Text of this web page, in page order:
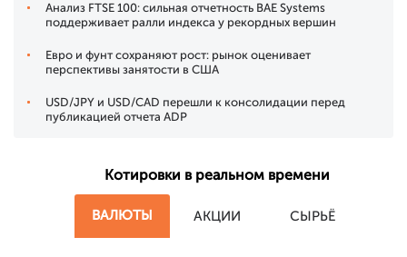
Анализ FTSE 100: сильная отчетность BAE Systems
поддерживает ралли индекса у рекордных вершин
Евро и фунт сохраняют рост: рынок оценивает
перспективы занятости в США
USD/JPY и USD/CAD перешли к консолидации перед
публикацией отчета ADP
Котировки в реальном времени
ВАЛЮТЫ АКЦИИ СЫРЬЁ